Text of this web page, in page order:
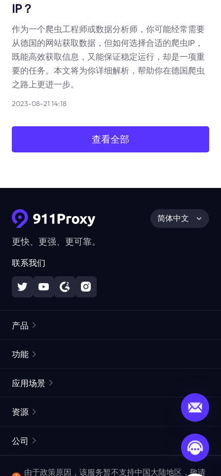
IP？
作为一个爬虫工程师或数据分析师，你可能经常需要
从德国的网站获取数据，但如何选择合适的爬虫IP，
既能高效获取信息，又能保证稳定运行，却是一项重
要的任务。本文将为你详细解析，帮助你在德国爬虫
之路上更进一步。
2023-08-21 14:18
查看全部
更快、更强、更可靠。
联系我们
简体中文
产品
静态住宅代理
网页抓取 API
功能
ISP代理
ProxySite
应用场景
市场研究
资源
常见问题解答
公司
由于政策原因，该服务暂不支持中国大陆地区，敬请